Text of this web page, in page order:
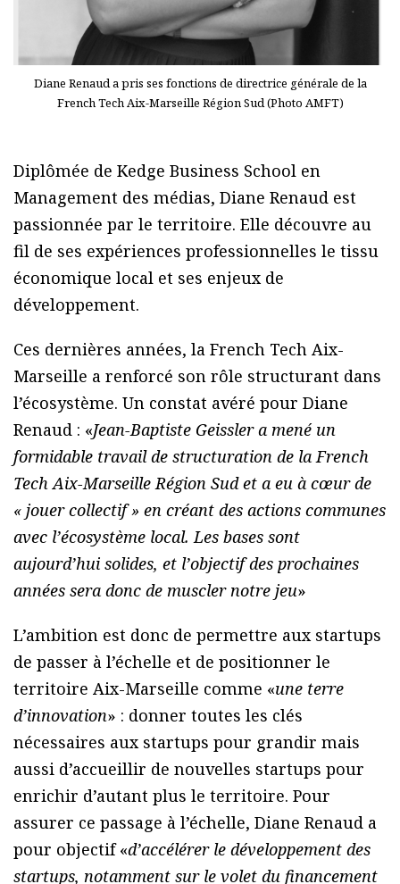
Diane Renaud a pris ses fonctions de directrice générale de la
French Tech Aix-Marseille Région Sud (Photo AMFT)
Diplômée de Kedge Business School en
Management des médias, Diane Renaud est
passionnée par le territoire. Elle découvre au
fil de ses expériences professionnelles le tissu
économique local et ses enjeux de
développement.
Ces dernières années, la French Tech Aix-
Marseille a renforcé son rôle structurant dans
l’écosystème. Un constat avéré pour Diane
Renaud : «Jean-Baptiste Geissler a mené un
formidable travail de structuration de la French
Tech Aix-Marseille Région Sud et a eu à cœur de
« jouer collectif » en créant des actions communes
avec l’écosystème local. Les bases sont
aujourd’hui solides, et l’objectif des prochaines
années sera donc de muscler notre jeu»
L’ambition est donc de permettre aux startups
de passer à l’échelle et de positionner le
territoire Aix-Marseille comme «une terre
d’innovation» : donner toutes les clés
nécessaires aux startups pour grandir mais
aussi d’accueillir de nouvelles startups pour
enrichir d’autant plus le territoire. Pour
assurer ce passage à l’échelle, Diane Renaud a
pour objectif «d’accélérer le développement des
startups, notamment sur le volet du financement